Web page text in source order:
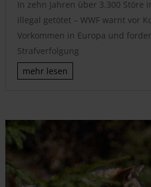
In zehn Jahren über 3.300 Störe
illegal getötet – WWF warnt vor
Vorkommen in Europa und
Strafverfolgung
mehr lesen